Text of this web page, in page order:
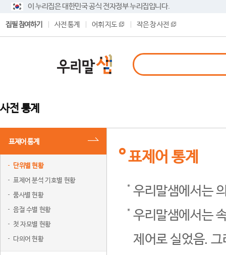
이 누리집은 대한민국 공식 전자정부 누리집입니다.
집필 참여하기 사전 통계 어휘 지도 작은 창 사전
사전 통계
표제어 통계
단위별 현황
표제어 분석 기호별 현황
품사별 현황
음절 수별 현황
첫 자모별 현황
다의어 현황
표제어 통계
우리말샘에서는
우리말샘에서는
제어로 실었음.